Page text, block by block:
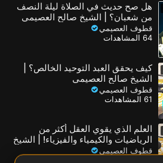
هل صح حديث في الصلاة ليلة النصف
من شعبان؟ | الشيخ صالح العصيمي
قطوف العصيمي
64 المشاهدات
كيف يحقق العبد التوحيد الخالص؟ |
الشيخ صالح العصيمي
قطوف العصيمي
61 المشاهدات
العلم الذي يقوي العقل أكثر من
الرياضيات والكيمياء والفيزياء! | الشيخ
صالح العصيمي
قطوف العصيمي